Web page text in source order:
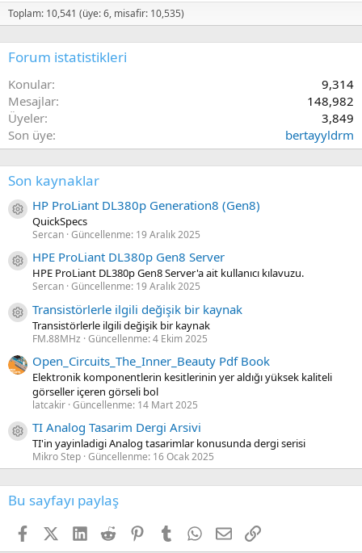
Toplam: 10,541 (üye: 6, misafir: 10,535)
Forum istatistikleri
Konular
9,314
Mesajlar
148,982
Üyeler
3,849
Son üye
bertayyldrm
Son kaynaklar
Kaynak ikon/amblem
HP ProLiant DL380p Generation8 (Gen8)
QuickSpecs
Sercan Güncellenme: 19 Aralık 2025
Kaynak ikon/amblem
HPE ProLiant DL380p Gen8 Server
HPE ProLiant DL380p Gen8 Server'a ait kullanıcı kılavuzu.
Sercan Güncellenme: 19 Aralık 2025
Kaynak ikon/amblem
Transistörlerle ilgili değişik bir kaynak
Transistörlerle ilgili değişik bir kaynak
FM.88MHz Güncellenme:4 Ekim 2025
Open_Circuits_The_Inner_Beauty Pdf Book
Elektronik komponentlerin kesitlerinin yer aldığı yüksek kaliteli
görseller içeren görseli bol
latcakir Güncellenme: 14 Mart 2025
Kaynak ikon/amblem
TI Analog Tasarim Dergi Arsivi
TI'in yayinladigi Analog tasarimlar konusunda dergi serisi
Mikro Step Güncellenme: 16 Ocak 2025
Bu sayfayı paylaş
FacebookX (Twitter)
LinkedIn
Reddit PinterestTumblr WhatsApp
E-postaLink